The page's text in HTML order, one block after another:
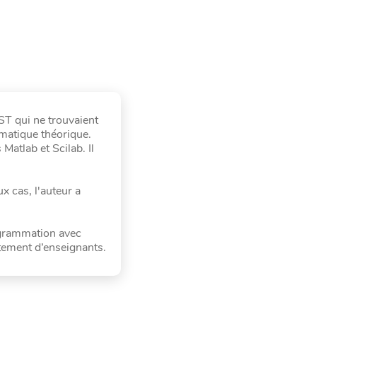
qui ne trouvaient
théorique.
et Scilab. Il
cas, l'auteur a
avec
d’enseignants.